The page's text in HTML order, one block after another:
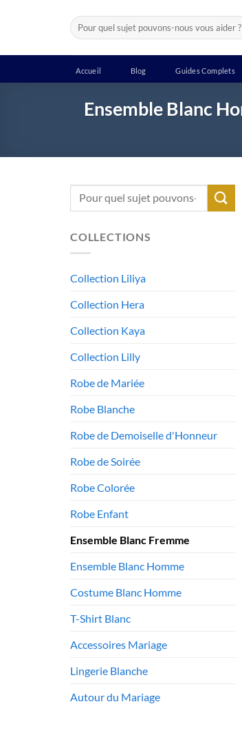
Recherche
pour :
Accueil Blog Guides Complets
Ensemble Blanc
Recherche
COLLECTIONS
Collection Liliya
Collection Hera
Collection Kaya
Collection Lilly
Robe de Mariée
Robe Blanche
Robe de Demoiselle d'Honneur
Robe de Soirée
Robe Colorée
Robe Enfant
Ensemble Blanc Fremme
Ensemble Blanc Homme
Costume Blanc Homme
T-Shirt Blanc
Accessoires Mariage
Lingerie Blanche
Autour du Mariage